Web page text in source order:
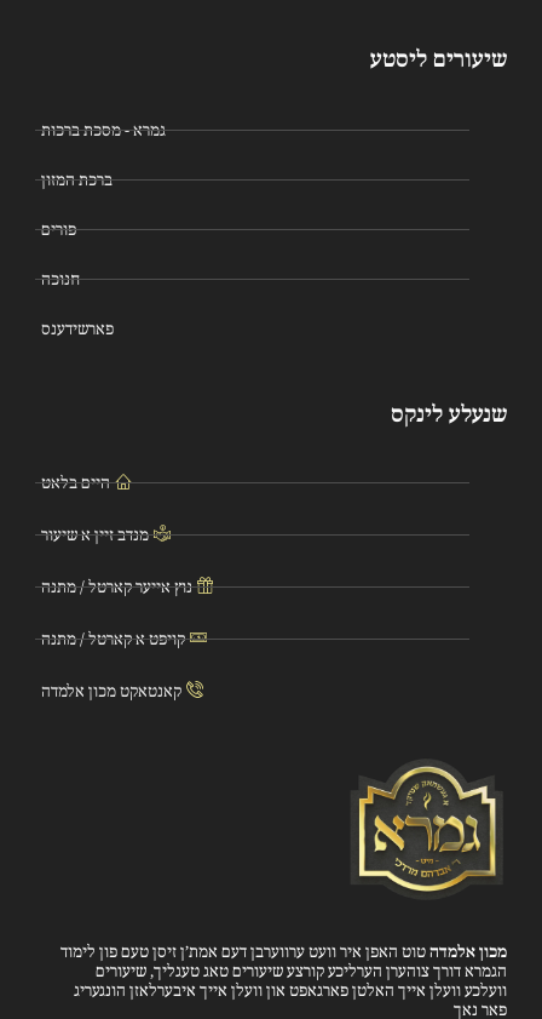
שיעורים ליסטע
גמרא - מסכת ברכות
ברכת המזון
פורים
חנוכה
פארשידענס
שנעלע לינקס
היים בלאט
מנדב זיין א שיעור
נוץ אייער קארטל / מתנה
קויפט א קארטל / מתנה
קאנטאקט מכון אלמדה
מכון אלמדהטוט האפן איר וועט ערווערבן דעם אמת’ן זיסן טעם פון לימוד
הגמרא דורך צוהערן הערליכע קורצע שיעורים טאג טעגליך, שיעורים
וועלכע וועלן אייך האלטן פארגאפט און וועלן אייך איבערלאזן הונגעריג
פאר נאך